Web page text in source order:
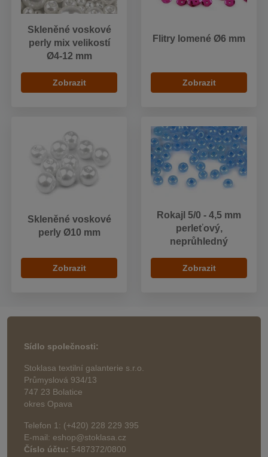
Skleněné voskové
perly mix velikostí
Ø4-12 mm
Zobrazit
Flitry lomené Ø6 mm
Zobrazit
Skleněné voskové
perly Ø10 mm
Zobrazit
Rokajl 5/0 - 4,5 mm
perleťový,
neprůhledný
Zobrazit
Sídlo společnosti:
Stoklasa textilní galanterie s.r.o.
Průmyslová 934/13
747 23 Bolatice
okres Opava
Telefon 1: (+420) 228 229 395
E-mail: eshop@stoklasa.cz
Číslo účtu: 5487372/0800